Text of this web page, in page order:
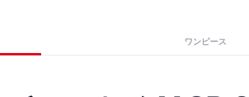
ワンピース